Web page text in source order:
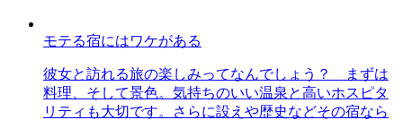
モテる宿にはワケがある
彼女と訪れる旅の楽しみってなんでしょう？ まずは
料理、そして景色。気持ちのいい温泉と高いホスピタ
リティも大切です。さらに設えや歴史などその宿なら